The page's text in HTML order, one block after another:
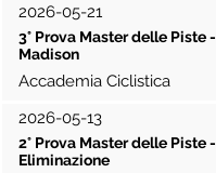
2026-05-21
3° Prova Master delle Piste -
Madison
Accademia Ciclistica
2026-05-13
2° Prova Master delle Piste -
Eliminazione